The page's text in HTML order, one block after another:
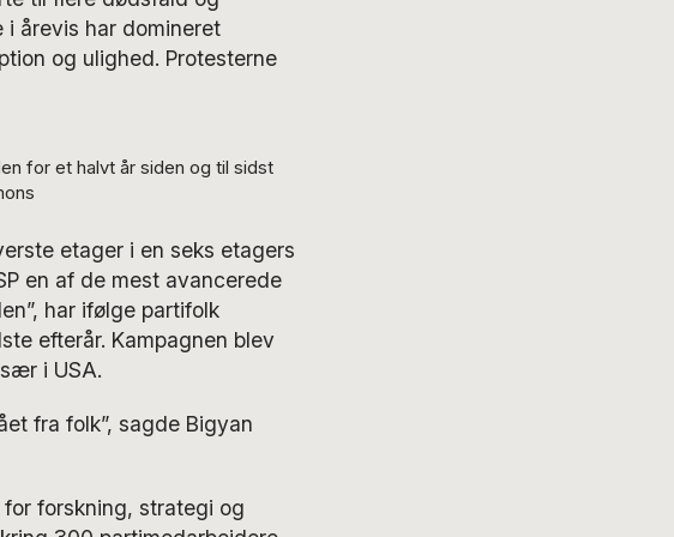
i årevis har domineret
og ulighed. Protesterne
for et halvt år siden og til sidst
etager i en seks etagers
en af de mest avancerede
har ifølge partifolk
efterår. Kampagnen blev
i USA.
fra folk”, sagde Bigyan
forskning, strategi og